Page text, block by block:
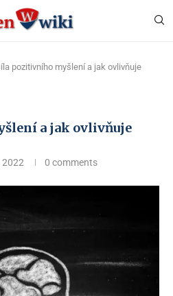
pozitivního myšlení a jak ovlivňuje
a jak ovlivňuje
2022 0 comments